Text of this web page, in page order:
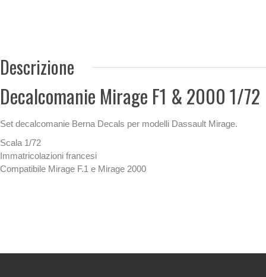
Descrizione
Decalcomanie Mirage F1 & 2000 1/72
Set decalcomanie Berna Decals per modelli Dassault Mirage.
Scala 1/72
Immatricolazioni francesi
Compatibile Mirage F.1 e Mirage 2000